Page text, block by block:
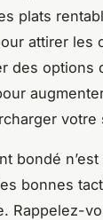
plats
attirer les
des options
votre
bondé
bonnes
Rappelez-